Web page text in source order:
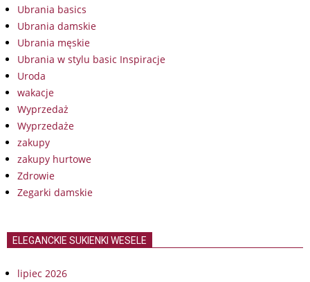
Ubrania basics
Ubrania damskie
Ubrania męskie
Ubrania w stylu basic Inspiracje
Uroda
wakacje
Wyprzedaż
Wyprzedaże
zakupy
zakupy hurtowe
Zdrowie
Zegarki damskie
ELEGANCKIE SUKIENKI WESELE
lipiec 2026